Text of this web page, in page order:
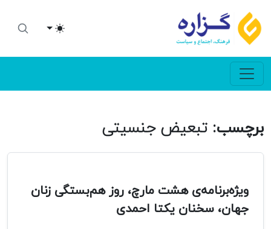
Toggle theme
برچسب: تبعیض جنسیتی
ویژه‌برنامه‌ی هشت مارچ، روز هم‌بستگی زنان
جهان، سخنان یکتا احمدی